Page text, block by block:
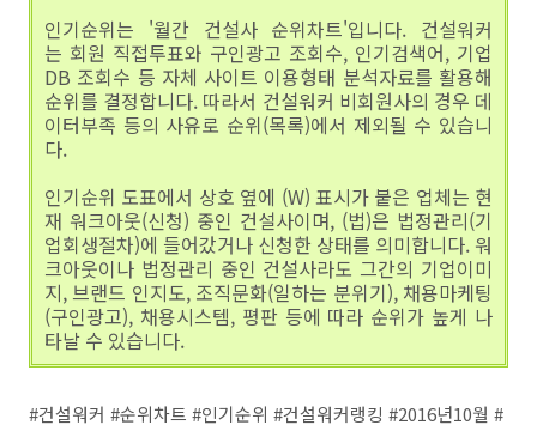
인기순위는 '월간 건설사 순위차트'입니다. 건설워커
는 회원 직접투표와 구인광고 조회수, 인기검색어, 기업
DB 조회수 등 자체 사이트 이용형태 분석자료를 활용해
순위를 결정합니다. 따라서 건설워커 비회원사의 경우 데
이터부족 등의 사유로 순위(목록)에서 제외될 수 있습니
다.
인기순위 도표에서 상호 옆에 (W) 표시가 붙은 업체는 현
재 워크아웃(신청) 중인 건설사이며, (법)은 법정관리(기
업회생절차)에 들어갔거나 신청한 상태를 의미합니다. 워
크아웃이나 법정관리 중인 건설사라도 그간의 기업이미
지, 브랜드 인지도, 조직문화(일하는 분위기), 채용마케팅
(구인광고), 채용시스템, 평판 등에 따라 순위가 높게 나
타날 수 있습니다.
#건설워커 #순위차트 #인기순위 #건설워커랭킹 #2016년10월 #